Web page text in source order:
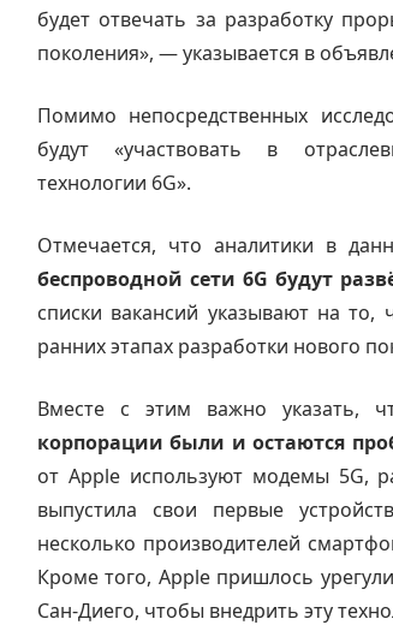
будет отвечать за разработку
поколения», — указывается в
Помимо непосредственных
будут «участвовать в
технологии 6G».
Отмечается, что аналитики в
беспроводной сети 6G будут
списки вакансий указывают на
ранних этапах разработки нового
Вместе с этим важно указать,
корпорации были и остаются
от Apple используют модемы 5G,
выпустила свои первые
несколько производителей
Кроме того, Apple пришлось
Сан-Диего, чтобы внедрить эту